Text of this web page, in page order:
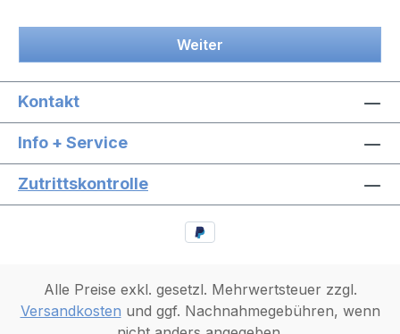
Weiter
Kontakt
Info + Service
Zutrittskontrolle
Alle Preise exkl. gesetzl. Mehrwertsteuer zzgl.
Versandkosten und ggf. Nachnahmegebühren, wenn